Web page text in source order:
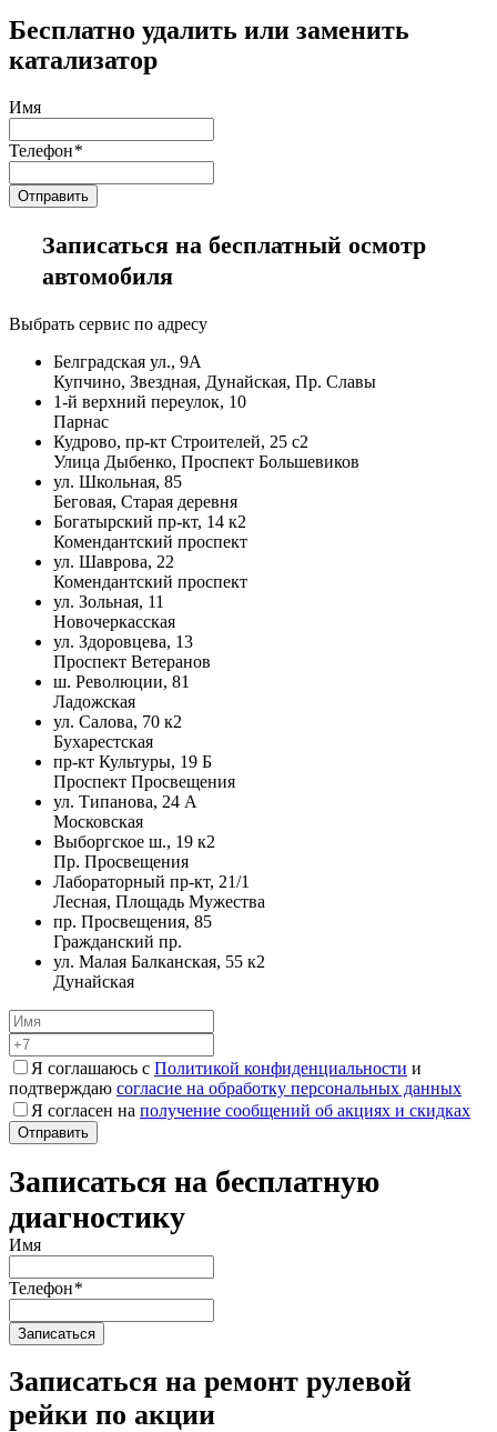
Бесплатно удалить или заменить
катализатор
Имя
Телефон*
Записаться на бесплатный осмотр
автомобиля
Выбрать сервис по адресу
Белградская ул., 9А
Купчино, Звездная, Дунайская, Пр. Славы
1-й верхний переулок, 10
Парнас
Кудрово, пр-кт Строителей, 25 с2
Улица Дыбенко, Проспект Большевиков
ул. Школьная, 85
Беговая, Старая деревня
Богатырский пр-кт, 14 к2
Комендантский проспект
ул. Шаврова, 22
Комендантский проспект
ул. Зольная, 11
Новочеркасская
ул. Здоровцева, 13
Проспект Ветеранов
ш. Революции, 81
Ладожская
ул. Салова, 70 к2
Бухарестская
пр-кт Культуры, 19 Б
Проспект Просвещения
ул. Типанова, 24 А
Московская
Выборгское ш., 19 к2
Пр. Просвещения
Лабораторный пр-кт, 21/1
Лесная, Площадь Мужества
пр. Просвещения, 85
Гражданский пр.
ул. Малая Балканская, 55 к2
Дунайская
Я соглашаюсь с Политикой конфиденциальности и
подтверждаю согласие на обработку персональных данных
Я согласен на получение сообщений об акциях и скидках
Записаться на бесплатную
диагностику
Имя
Телефон*
Записаться на ремонт рулевой
рейки по акции